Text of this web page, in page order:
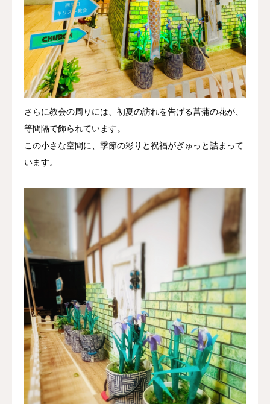
さらに教会の周りには、初夏の訪れを告げる菖蒲の花が、
等間隔で飾られています。
この小さな空間に、季節の彩りと祝福がぎゅっと詰まって
います。